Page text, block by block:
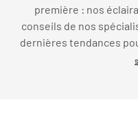
première : nos
conseils de nos
dernières tendances